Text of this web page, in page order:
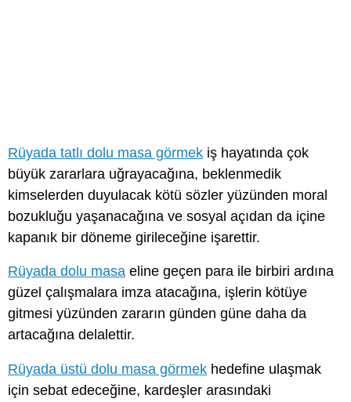
Rüyada tatlı dolu masa görmek iş hayatında çok
büyük zararlara uğrayacağına, beklenmedik
kimselerden duyulacak kötü sözler yüzünden moral
bozukluğu yaşanacağına ve sosyal açıdan da içine
kapanık bir döneme girileceğine işarettir.
Rüyada dolu masa eline geçen para ile birbiri ardına
güzel çalışmalara imza atacağına, işlerin kötüye
gitmesi yüzünden zararın günden güne daha da
artacağına delalettir.
Rüyada üstü dolu masa görmek hedefine ulaşmak
için sebat edeceğine, kardeşler arasındaki